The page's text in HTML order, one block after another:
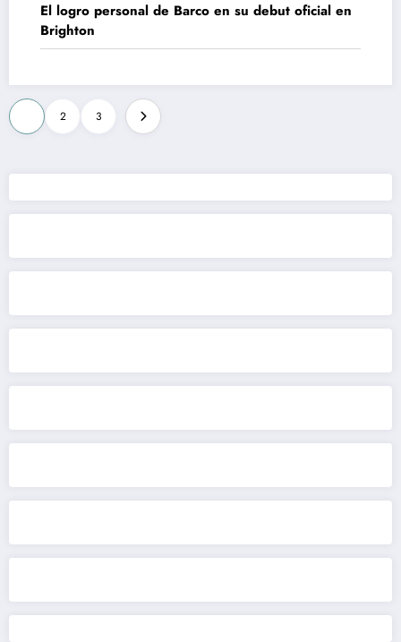
El logro personal de Barco en su debut oficial en
Brighton
Paginación
de
entradas
2 3